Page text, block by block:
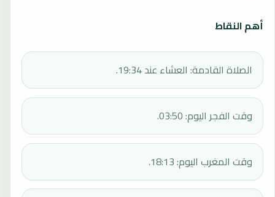
أهم النقاط
الصلاة القادمة: العشاء عند 19:34.
وقت الفجر اليوم: 03:50.
وقت المغرب اليوم: 18:13.